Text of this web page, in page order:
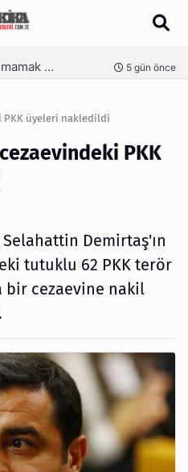
SEO Hizmeti Alırken Kandırılmamak İçin Bilinmesi Gerekenler 5 gün önce
PKK üyeleri nakledildi
PKK
Selahattin Demirtaş'ın
tutuklu 62 PKK terör
bir cezaevine nakil